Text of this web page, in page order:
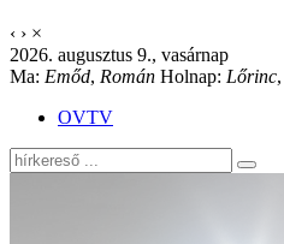
‹ › ×
2026. augusztus 9., vasárnap
Ma: Emőd, Román Holnap: Lőrinc,
OVTV